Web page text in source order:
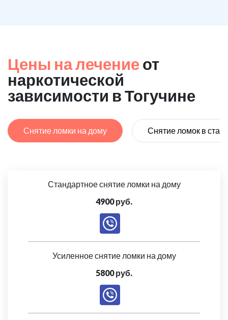
Цены на лечение от
наркотической
зависимости в Тогучине
Снятие ломки на дому Снятие ломок в
Стандартное снятие ломки на дому
4900 руб.
Усиленное снятие ломки на дому
5800 руб.